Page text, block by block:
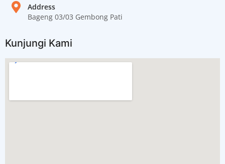
Address
Bageng 03/03 Gembong Pati
Kunjungi Kami